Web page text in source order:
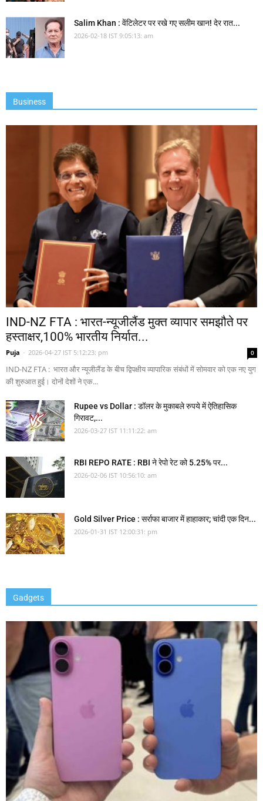
Salim Khan : वेंटिलेटर पर रखे गए सलीम खान! देर रात...
2026-02-18 IST 9:05:13: am
Business
IND-NZ FTA : भारत-न्यूजीलैंड मुक्त व्यापार समझौते पर
हस्ताक्षर,100% भारतीय निर्यात...
Puja - 2026-04-27 IST 5:12:23: pm 0
IND-NZ FTA : भारत और न्यूजीलैंड के बीच द्विपक्षीय व्यापारिक संबंधों में सोमवार को एक नए युग
की शुरुआत हुई। दोनों देशों ने एक...
Rupee vs Dollar : डॉलर के मुकाबले रुपये में ऐतिहासिक
गिरावट,...
2026-03-27 IST 11:11:22: am
RBI REPO RATE : RBI ने रेपो रेट को 5.25% पर...
2026-02-06 IST 10:56:10: am
Gold Silver Price : सर्राफा बाजार में हाहाकार; चांदी एक दिन...
2026-01-31 IST 12:00:31: pm
Gadgets